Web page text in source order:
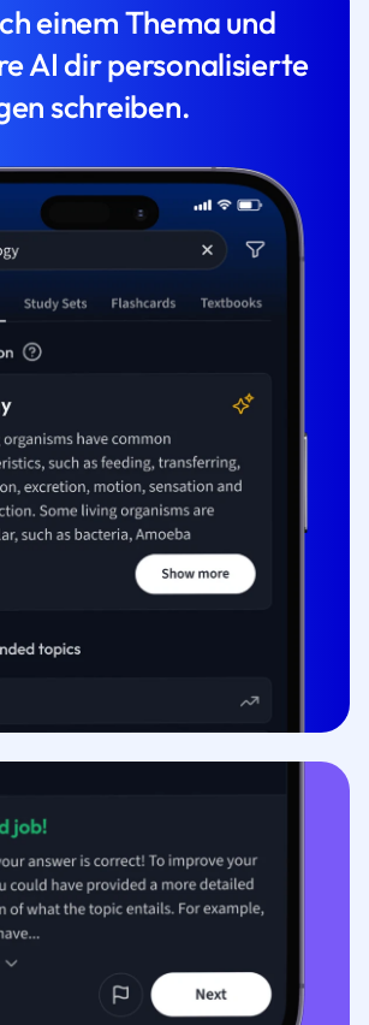
einem Thema und
AI dir personalisierte
schreiben.